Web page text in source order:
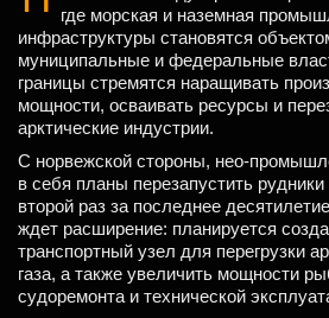
где морская и наземная
инфраструктуры становятся
муниципальные и федеральные
границы стремятся наращивать
мощности, осваивать ресурсы и
арктические индустрии.
С норвежской стороны, нео-
в себя планы перезапустить
второй раз за последнее
ждет расширение: планируется
транспортный узел для перегрузки
газа, а также увеличить мощности
судоремонта и технической